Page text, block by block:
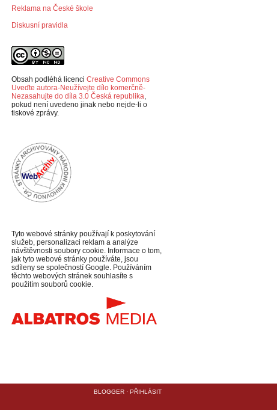
Reklama na České škole
Diskusní pravidla
Obsah podléhá licenci Creative Commons
Uveďte autora-Neužívejte dílo komerčně-
Nezasahujte do díla 3.0 Česká republika,
pokud není uvedeno jinak nebo nejde-li o
tiskové zprávy.
Tyto webové stránky používají k poskytování
služeb, personalizaci reklam a analýze
návštěvnosti soubory cookie. Informace o tom,
jak tyto webové stránky používáte, jsou
sdíleny se společností Google. Používáním
těchto webových stránek souhlasíte s
použitím souborů cookie.
BLOGGER · PŘIHLÁSIT